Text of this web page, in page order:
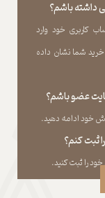
داشته باشم؟
کاربری خود وارد
شما نشان داده
عضو باشم؟
خود ادامه دهید.​​​​​​​
ثبت کنم؟